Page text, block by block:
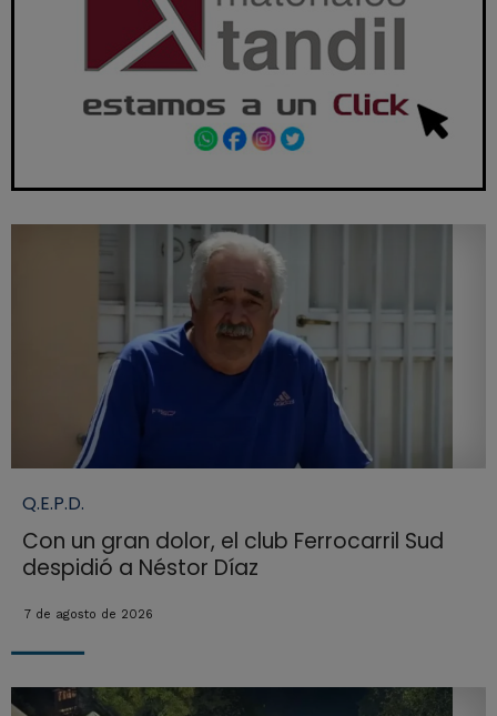
Q.E.P.D.
Con un gran dolor, el club Ferrocarril Sud
despidió a Néstor Díaz
7 de agosto de 2026